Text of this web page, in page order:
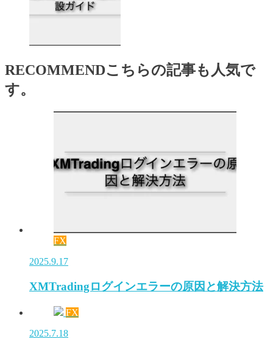
RECOMMENDこちらの記事も人気で
す。
FX
2025.9.17
XMTradingログインエラーの原因と解決方法
FX
2025.7.18